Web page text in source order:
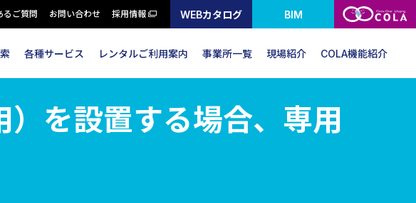
るご質問 お問い合わせ 採用情報 WEBカタログ BIM
各種サービス レンタルご利用案内 事業所一覧 現場紹介 COLA機能紹介
を設置する場合、専用